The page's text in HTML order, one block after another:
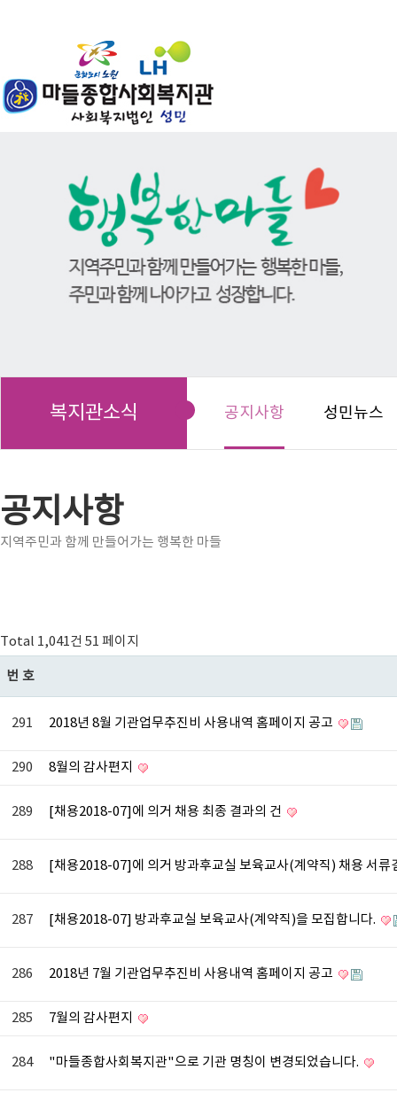
복지관소식 공지사항 성민뉴스
공지사항
지역주민과 함께 만들어가는 행복한 마들
Total 1,041건 51 페이지
번호
291 2018년 8월 기관업무추진비 사용내역 홈페이지 공고
290 8월의 감사편지
289 [채용2018-07]에 의거 채용 최종 결과의 건
288 [채용2018-07]에 의거 방과후교실 보육교사(계약직) 채용 서류
287 [채용2018-07] 방과후교실 보육교사(계약직)을 모집합니다.
286 2018년 7월 기관업무추진비 사용내역 홈페이지 공고
285 7월의 감사편지
284 "마들종합사회복지관"으로 기관 명칭이 변경되었습니다.